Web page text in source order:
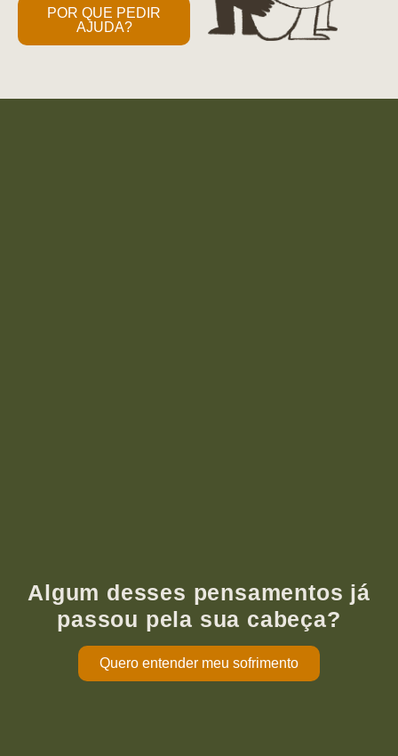
POR QUE PEDIR
AJUDA?
Algum desses pensamentos já
passou pela sua cabeça?
Quero entender meu sofrimento